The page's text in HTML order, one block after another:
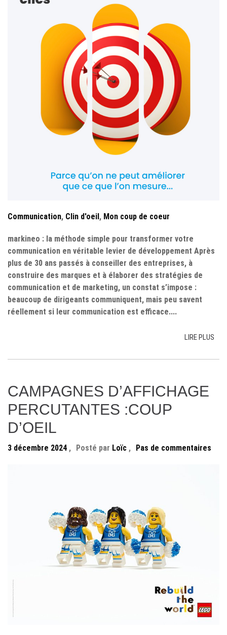
Communication, Clin d'oeil, Mon coup de coeur
markineo : la méthode simple pour transformer votre
communication en véritable levier de développement Après
plus de 30 ans passés à conseiller des entreprises, à
construire des marques et à élaborer des stratégies de
communication et de marketing, un constat s’impose :
beaucoup de dirigeants communiquent, mais peu savent
réellement si leur communication est efficace....
LIRE PLUS
CAMPAGNES D’AFFICHAGE
PERCUTANTES :COUP
D’OEIL
3 décembre 2024 , Posté par Loïc , Pas de commentaires